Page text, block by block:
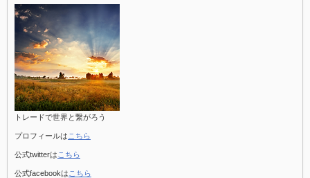
は
トレードで世界と繋がろう
プロフィールは こちら
公式twitterは こちら
公式facebookは こちら